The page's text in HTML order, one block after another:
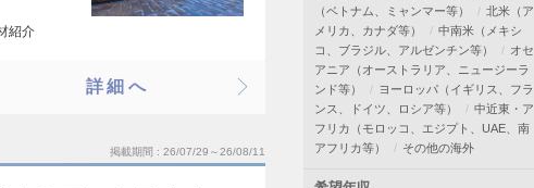
紹介
詳細へ
掲載期間 26/07/29～26/08/11
（ベトナム、ミャンマー等）
北米（ア
メリカ、カナダ等）
中南米（メキシ
コ、ブラジル、アルゼンチン等）
オセ
アニア（オーストラリア、ニュージーラ
ンド等）
ヨーロッパ（イギリス、フラ
ンス、ドイツ、ロシア等）
中近東・ア
フリカ（モロッコ、エジプト、UAE、南
アフリカ等）
その他の海外